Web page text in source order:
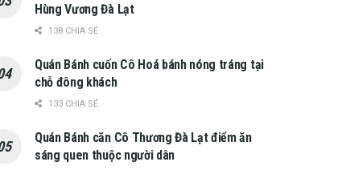
Hùng Vương Đà Lạt
138 CHIA SẺ
Quán Bánh cuốn Cô Hoá bánh nóng tráng tại
chỗ đông khách
133 CHIA SẺ
Quán Bánh căn Cô Thương Đà Lạt điểm ăn
sáng quen thuộc người dân